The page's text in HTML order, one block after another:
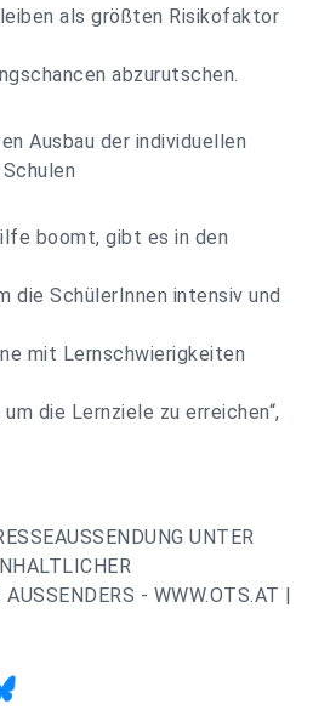
als größten Risikofaktor
abzurutschen.
Ausbau der individuellen
boomt, gibt es in den
die SchülerInnen intensiv und
mit Lernschwierigkeiten
die Lernziele zu erreichen“,
UNTER
- WWW.OTS.AT |